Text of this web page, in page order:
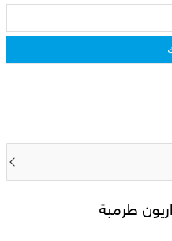
/ اريون طرمبة